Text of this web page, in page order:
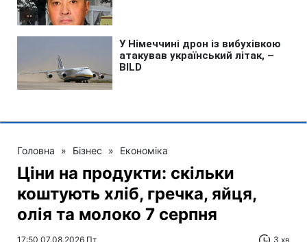
Головна » Бізнес » Економіка
Ціни на продукти: скільки
коштують хліб, гречка, яйця,
олія та молоко 7 серпня
17:50 07.08.2026 Пт 3 хв